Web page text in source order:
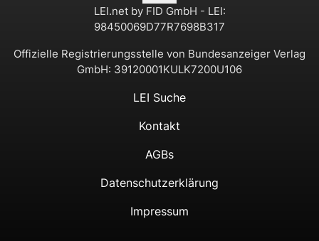
LEI.net by FID GmbH - LEI:
98450069D77R7698B317
Offizielle Registrierungsstelle von Bundesanzeiger Verlag
GmbH: 39120001KULK7200U106
LEI Suche
Kontakt
AGBs
Datenschutzerklärung
Impressum